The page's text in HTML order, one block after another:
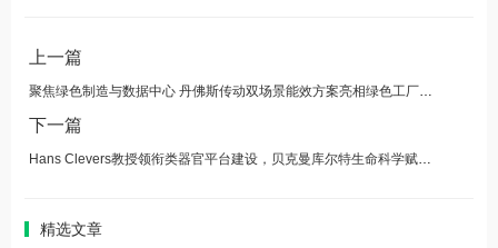
上一篇
聚焦绿色制造与数据中心 丹佛斯传动双场景能效方案亮相绿色工厂厂务大会
下一篇
Hans Clevers教授领衔类器官平台建设，贝克曼库尔特生命科学赋能类器官研究
精选文章